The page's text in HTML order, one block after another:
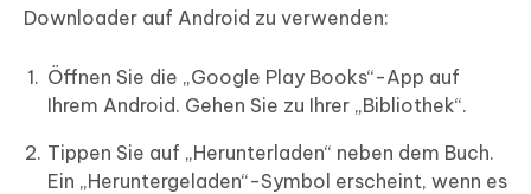
Downloader auf Android zu verwenden:
Öffnen Sie die „Google Play Books“-App auf
Ihrem Android. Gehen Sie zu Ihrer „Bibliothek“.
Tippen Sie auf „Herunterladen“ neben dem Buch.
Ein „Heruntergeladen“-Symbol erscheint, wenn es